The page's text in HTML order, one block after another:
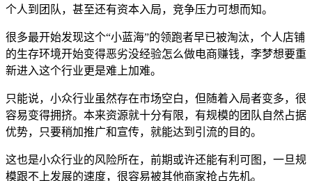
个人到团队，甚至还有资本入局，竞争压力可想而知。
很多最开始发现这个“小蓝海”的领跑者早已被淘汰，个人店铺
的生存环境开始变得恶劣没经验怎么做电商赚钱，李梦想要重
新进入这个行业更是难上加难。
只能说，小众行业虽然存在市场空白，但随着入局者变多，很
容易变得拥挤。本来资源就十分有限，有规模的团队自然占据
优势，只要稍加推广和宣传，就能达到引流的目的。
这也是小众行业的风险所在，前期或许还能有利可图，一旦规
模跟不上发展的速度，很容易被其他商家抢占先机。